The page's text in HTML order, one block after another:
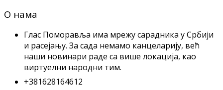
О нама
Глас Поморавља има мрежу сарадника у Србији
и расејању. За сада немамо канцеларију, већ
наши новинари раде са више локација, као
виртуeлни народни тим.
+381628164612